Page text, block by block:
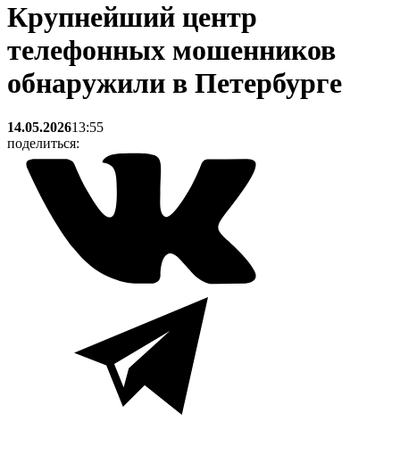
Крупнейший центр
телефонных мошенников
обнаружили в Петербурге
14.05.202613:55
поделиться: